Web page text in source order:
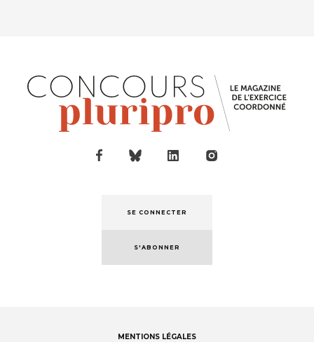
SE CONNECTER
S'ABONNER
MENTIONS LÉGALES